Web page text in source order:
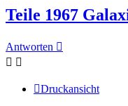
letzten
Beitrag
Teile 1967
Antworten
Druckansicht